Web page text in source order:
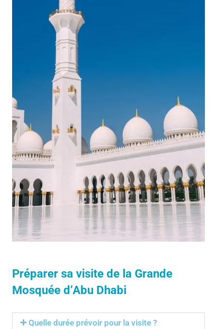
Préparer sa visite de la Grande
Mosquée d’Abu Dhabi
Quelle durée prévoir pour la visite ?